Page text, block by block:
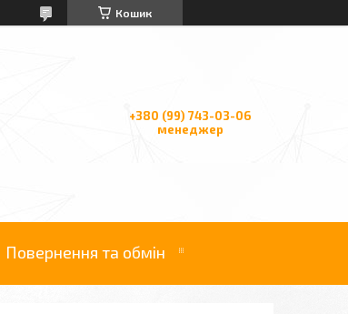
Кошик
+380 (99) 743-03-06
менеджер
Повернення та обмін